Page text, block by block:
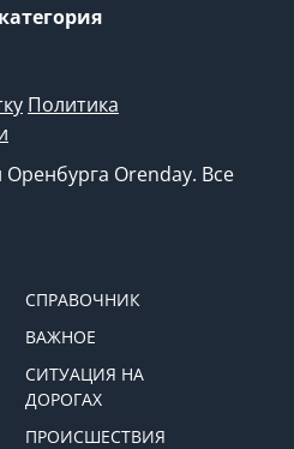
Политика
Orenday. Все
СПРАВОЧНИК
ВАЖНОЕ
СИТУАЦИЯ НА
ДОРОГАХ
ПРОИСШЕСТВИЯ